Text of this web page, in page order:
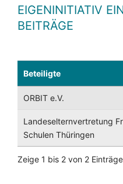
EIGENINITIATIV
BEITRÄGE
Beteiligte
ORBIT e.V.
Landeselternvertretung
Schulen Thüringen
Zeige 1 bis 2 von 2